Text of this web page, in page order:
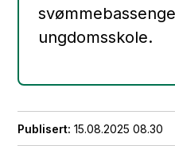
ungdomsskole.
Publisert 15.08.2025 08.30